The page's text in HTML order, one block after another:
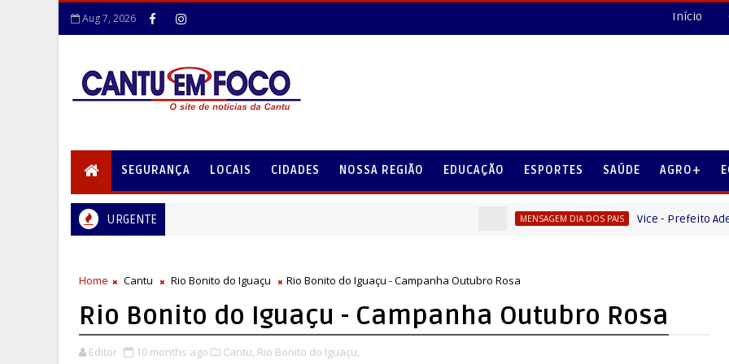
Aug 7, 2026 Início
SEGURANÇA LOCAIS CIDADES NOSSA REGIÃO EDUCAÇÃO ESPORTES SAÚDE AGRO+
URGENTE MENSAGEM DIA DOS PAIS Vice - Prefeito
Home Cantu Rio Bonito do Iguaçu Rio Bonito do Iguaçu - Campanha Outubro Rosa
Rio Bonito do Iguaçu - Campanha Outubro Rosa
Editor 10 months ago Cantu, Rio Bonito do Iguaçu,